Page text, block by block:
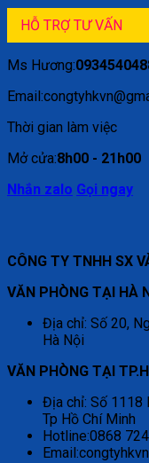
HỖ TRỢ TƯ VẤN
Ms Hương:
Thời gian làm việc
Mở cửa:8h00 - 21h00
Nhắn zalo Gọi ngay
CÔNG TY TNHH SX
VĂN PHÒNG TẠI HÀ
Địa chỉ: Số 20,
Hà Nội
VĂN PHÒNG TẠI
Địa chỉ: Số 1118
Tp Hồ Chí Minh
Hotline:0868